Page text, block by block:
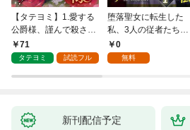
【タテヨミ】1.愛する
公爵様、謹んで殺させ
ていただきます！
71
タテヨミ 試読フル
堕落聖女に転生した
私、3人の従者たちに
抱かれて困ってます 第
1話
0
無料
新刊配信予定